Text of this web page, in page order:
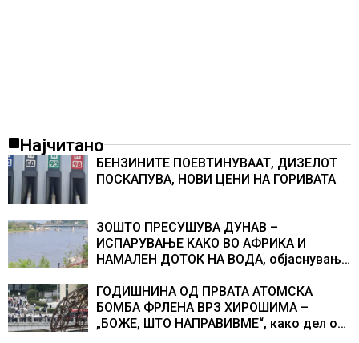
Најчитано
БЕНЗИНИТЕ ПОЕВТИНУВААТ, ДИЗЕЛОТ
ПОСКАПУВА, НОВИ ЦЕНИ НА ГОРИВАТА
ЗОШТО ПРЕСУШУВА ДУНАВ –
ИСПАРУВАЊЕ КАКО ВО АФРИКА И
НАМАЛЕН ДОТОК НА ВОДА, објаснување
ГОДИШНИНА ОД ПРВАТА АТОМСКА
БОМБА ФРЛЕНА ВРЗ ХИРОШИМА –
„БОЖЕ, ШТО НАПРАВИВМЕ“, како дел од